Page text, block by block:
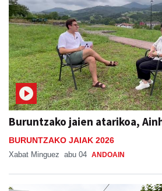
Buruntzako jaien atarikoa,
BURUNTZAKO JAIAK 2026
Xabat Minguez abu 04 ANDOAIN